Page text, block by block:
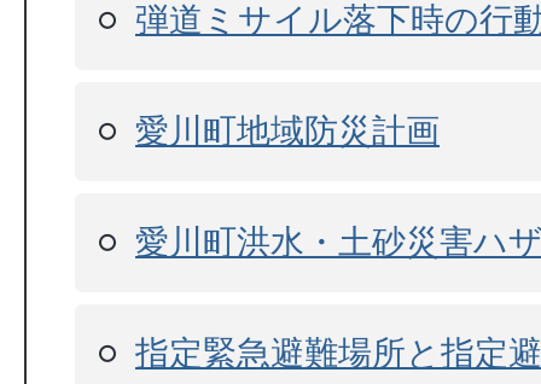
弾道ミサイル落下時の行
愛川町地域防災計画
愛川町洪水・土砂災害ハ
指定緊急避難場所と指定